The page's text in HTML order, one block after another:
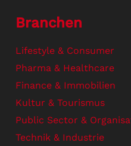
Branchen
Lifestyle & Consumer
Pharma & Healthcare
Finance & Immobilien
Kultur & Tourismus
Public Sector &
Technik & Industrie